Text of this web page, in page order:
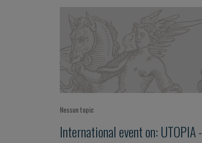
Nessun topic
International event on: UTOPIA -